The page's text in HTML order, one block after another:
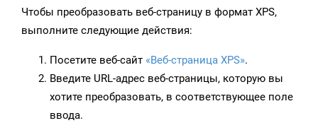
Чтобы преобразовать веб-страницу в формат XPS,
выполните следующие действия:
Посетите веб-сайт «Веб-страница XPS».
Введите URL-адрес веб-страницы, которую вы
хотите преобразовать, в соответствующее поле
ввода.